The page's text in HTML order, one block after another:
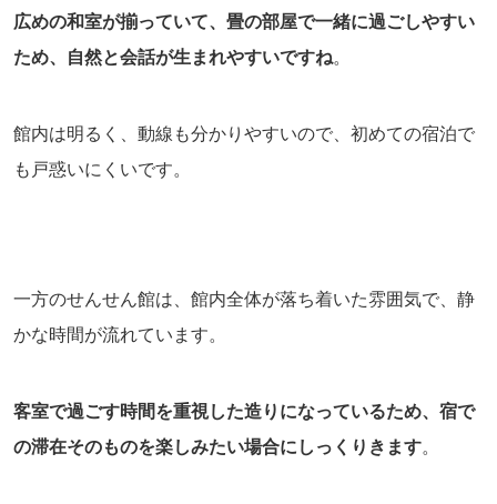
広めの和室が揃っていて、畳の部屋で一緒に過ごしやすい
ため、自然と会話が生まれやすいですね。
館内は明るく、動線も分かりやすいので、初めての宿泊で
も戸惑いにくいです。
一方のせんせん館は、館内全体が落ち着いた雰囲気で、静
かな時間が流れています。
客室で過ごす時間を重視した造りになっているため、宿で
の滞在そのものを楽しみたい場合にしっくりきます。